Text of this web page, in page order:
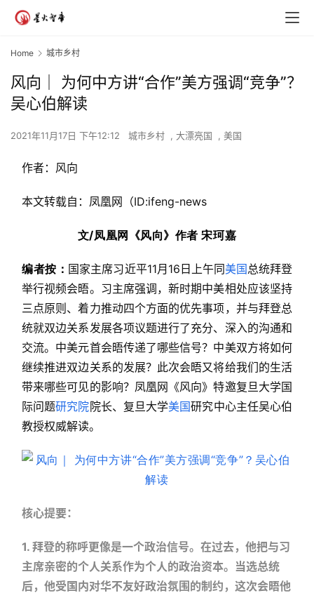
Home 城市乡村
风向｜ 为何中方讲“合作”美方强调“竞争”？
吴心伯解读
2021年11月17日 下午12:12 城市乡村 , 大漂亮国 , 美国
作者：风向
本文转载自：凤凰网（ID:ifeng-news
文/凤凰网《风向》作者 宋珂嘉
编者按： 国家主席习近平11月16日上午同美国总统拜登
举行视频会晤。习主席强调，新时期中美相处应该坚持
三点原则、着力推动四个方面的优先事项，并与拜登总
统就双边关系发展各项议题进行了充分、深入的沟通和
交流。中美元首会晤传递了哪些信号？中美双方将如何
继续推进双边关系的发展？此次会晤又将给我们的生活
带来哪些可见的影响？凤凰网《风向》特邀复旦大学国
际问题研究院院长、复旦大学美国研究中心主任吴心伯
教授权威解读。
核心提要：
1. 拜登的称呼更像是一个政治信号。在过去，他把与习
主席亲密的个人关系作为个人的政治资本。当选总统
后，他受国内对华不友好政治氛围的制约，这次会晤他